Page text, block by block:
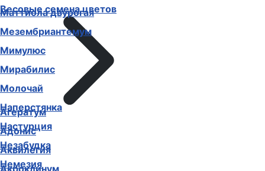
Весовые семена цветов
Агератум
Адонис
Аквилегия
Акроклинум
Маттиола двурогая
Мезембриантемум
Мимулюс
Мирабилис
Молочай
Наперстянка
Настурция
Незабудка
Немезия